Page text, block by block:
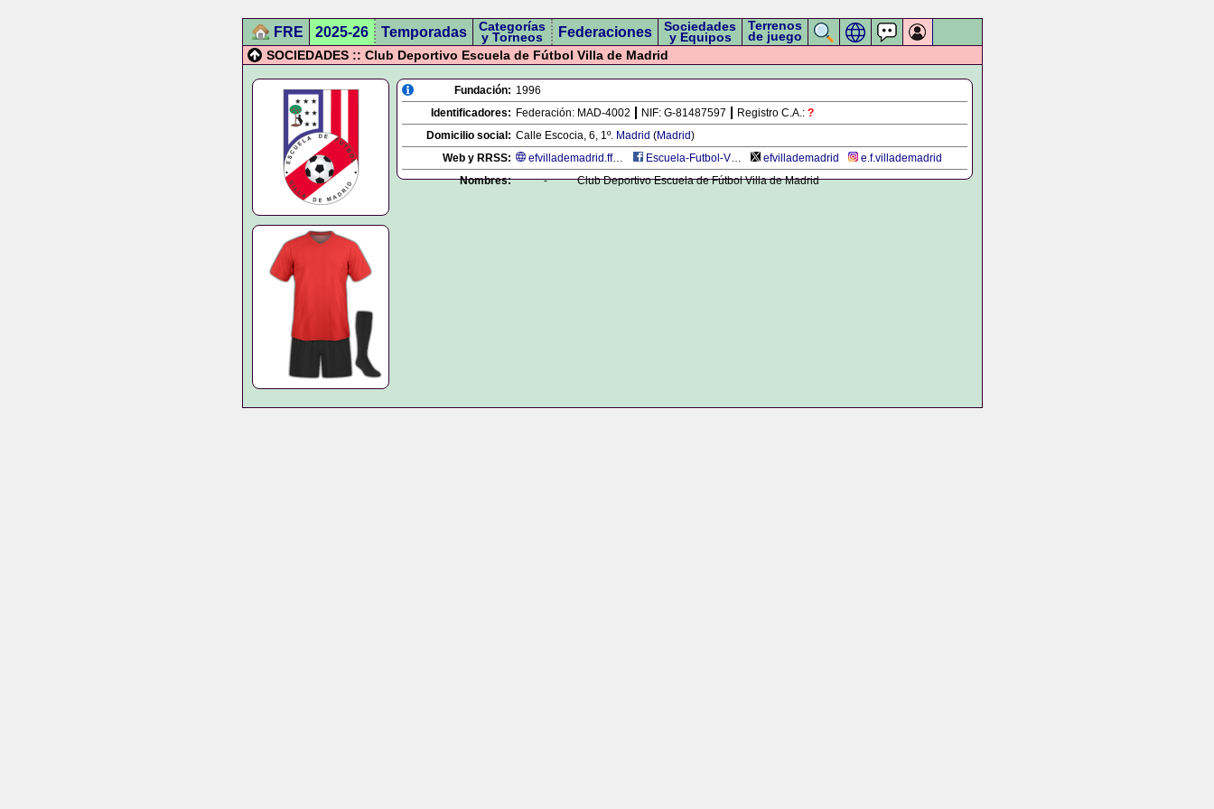
FRE 2025-26 Temporadas Categorías
y Torneos Federaciones Sociedades
y Equipos
Terrenos
de juego
SOCIEDADES :: Club Deportivo Escuela de Fútbol Villa de Madrid
Fundación: 1996
Identificadores: Federación: MAD-4002 NIF: G-81487597 Registro C.A.: ?
Domicilio social: Calle Escocia, 6, 1º. Madrid (Madrid)
Web y RRSS:
efvillademadrid.ffmadrid.org/pnfg/NPcd/RW_Inicio Escuela-Futbol-Villa-De-Madrid-299499467381659/ efvillademadrid
e.f.villademadrid
Nombres:
- Club Deportivo Escuela de Fútbol Villa de Madrid